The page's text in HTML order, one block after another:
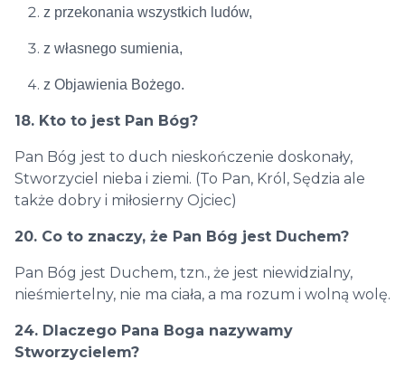
z przekonania wszystkich ludów,
z własnego sumienia,
z Objawienia Bożego.
18. Kto to jest Pan Bóg?
Pan Bóg jest to duch nieskończenie doskonały,
Stworzyciel nieba i ziemi. (To Pan, Król, Sędzia ale
także dobry i miłosierny Ojciec)
20. Co to znaczy, że Pan Bóg jest Duchem?
Pan Bóg jest Duchem, tzn., że jest niewidzialny,
nieśmiertelny, nie ma ciała, a ma rozum i wolną wolę.
24. Dlaczego Pana Boga nazywamy
Stworzycielem?